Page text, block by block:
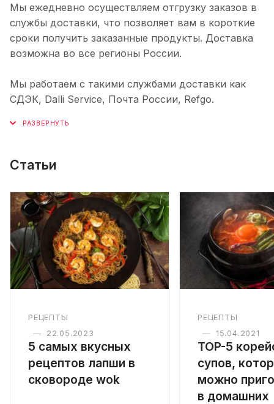
Мы ежедневно осуществляем отгрузку заказов в
службы доставки, что позволяет вам в короткие
сроки получить заказанные продукты. Доставка
возможна во все регионы России.
Мы работаем с такими службами доставки как
СДЭК, Dalli Service, Почта России, Refgo.
Статьи
РЕЦЕПТЫ
—
22.05.2023
5 самых вкусных
рецептов лапши в
сковороде wok
РЕЦЕПТЫ
— 15.04.2021
TOP-5
супов,
можно
в домашних